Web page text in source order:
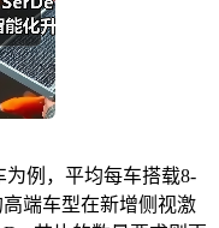
例，平均每车搭载8-
端车型在新增侧视激